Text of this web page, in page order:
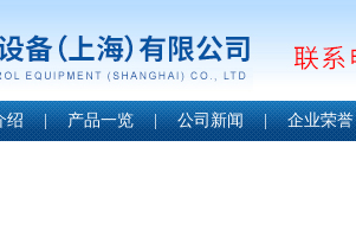
绍 | 产品一览 | 公司新闻 | 企业荣誉